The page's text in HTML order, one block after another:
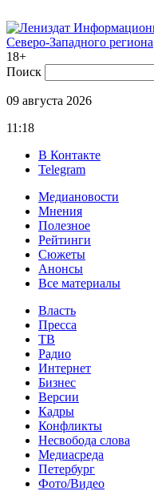
Северо-Западного региона
18+
Поиск
09 августа 2026
11:18
В Контакте
Telegram
Медиановости
Мнения
Полезное
Рейтинги
Сюжеты
Анонсы
Все материалы
Власть
Пресса
ТВ
Радио
Интернет
Бизнес
Версии
Кадры
Конфликты
Несвобода слова
Медиасреда
Петербург
Фото/Видео